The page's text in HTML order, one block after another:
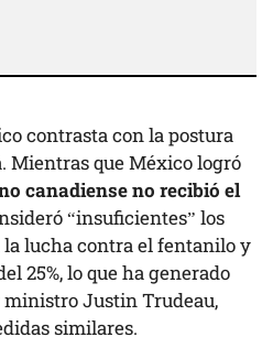
contrasta con la postura
Mientras que México logró
canadiense no recibió el
“insuficientes” los
la lucha contra el fentanilo y
25%, lo que ha generado
Justin Trudeau,
similares.